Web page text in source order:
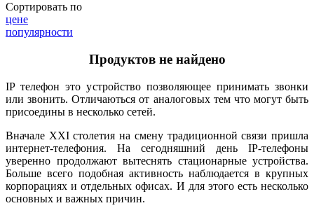
Сортировать по
цене
популярности
Продуктов не найдено
IP телефон это устройство позволяющее принимать звонки
или звонить. Отличаються от аналоговых тем что могут быть
присоедины в несколько сетей.
Вначале XXI столетия на смену традиционной связи пришла
интернет-телефония. На сегодняшний день IP-телефоны
уверенно продолжают вытеснять стационарные устройства.
Больше всего подобная активность наблюдается в крупных
корпорациях и отдельных офисах. И для этого есть несколько
основных и важных причин.